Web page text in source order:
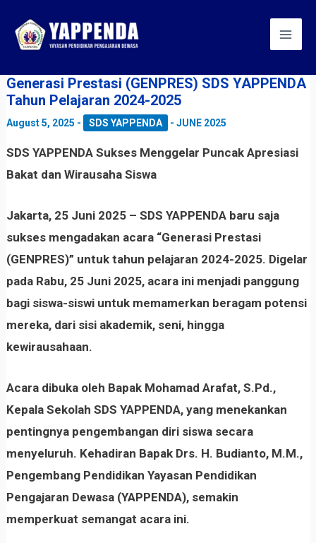
content
Generasi Prestasi (GENPRES) SDS YAPPENDA
Tahun Pelajaran 2024-2025
August 5, 2025 - SDS YAPPENDA -JUNE 2025
SDS YAPPENDA Sukses Menggelar Puncak Apresiasi
Bakat dan Wirausaha Siswa
Jakarta, 25 Juni 2025 – SDS YAPPENDA baru saja
sukses mengadakan acara “Generasi Prestasi
(GENPRES)” untuk tahun pelajaran 2024-2025. Digelar
pada Rabu, 25 Juni 2025, acara ini menjadi panggung
bagi siswa-siswi untuk memamerkan beragam potensi
mereka, dari sisi akademik, seni, hingga
kewirausahaan.
Acara dibuka oleh Bapak Mohamad Arafat, S.Pd.,
Kepala Sekolah SDS YAPPENDA, yang menekankan
pentingnya pengembangan diri siswa secara
menyeluruh. Kehadiran Bapak Drs. H. Budianto, M.M.,
Pengembang Pendidikan Yayasan Pendidikan
Pengajaran Dewasa (YAPPENDA), semakin
memperkuat semangat acara ini.
navigation